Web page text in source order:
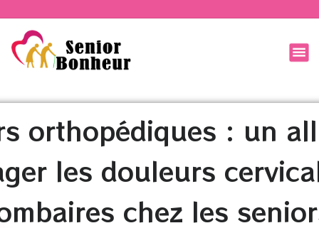
orthopédiques : un
les douleurs
chez les